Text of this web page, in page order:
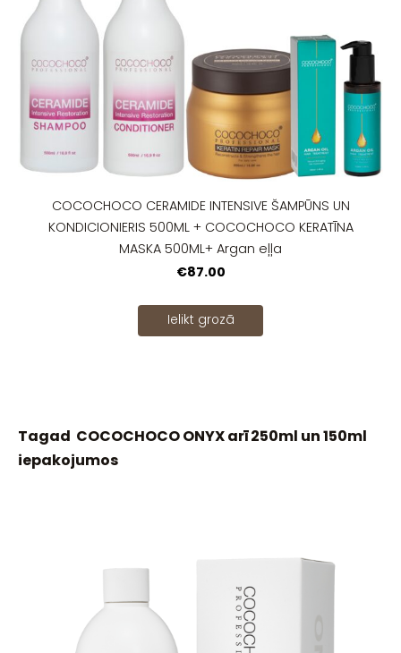
Tagad COCOCHOCO ONYX arī 250ml un 150ml
iepakojumos
COCOCHOCO CERAMIDE INTENSIVE ŠAMPŪNS UN
KONDICIONIERIS 500ML + COCOCHOCO KERATĪNA
MASKA 500ML+ Argan eļļa
€87.00
Ielikt grozā